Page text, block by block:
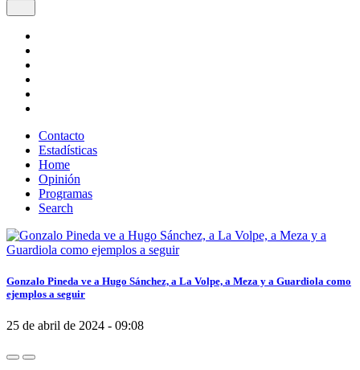
Contacto
Estadísticas
Home
Opinión
Programas
Search
Gonzalo Pineda ve a Hugo Sánchez, a La Volpe, a Meza y a Guardiola como
ejemplos a seguir
25 de abril de 2024 - 09:08